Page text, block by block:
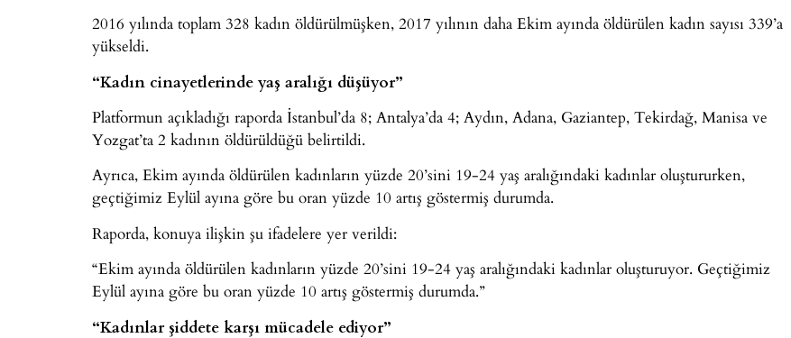
2016 yılında toplam 328 kadın öldürülmüşken, 2017 yılının daha Ekim ayında öldürülen kadın sayısı 339’a
yükseldi.
“Kadın cinayetlerinde yaş aralığı düşüyor”
Platformun açıkladığı raporda İstanbul’da 8; Antalya’da 4; Aydın, Adana, Gaziantep, Tekirdağ, Manisa ve
Yozgat’ta 2 kadının öldürüldüğü belirtildi.
Ayrıca, Ekim ayında öldürülen kadınların yüzde 20’sini 19-24 yaş aralığındaki kadınlar oluştururken,
geçtiğimiz Eylül ayına göre bu oran yüzde 10 artış göstermiş durumda.
Raporda, konuya ilişkin şu ifadelere yer verildi:
“Ekim ayında öldürülen kadınların yüzde 20’sini 19-24 yaş aralığındaki kadınlar oluşturuyor. Geçtiğimiz
Eylül ayına göre bu oran yüzde 10 artış göstermiş durumda.”
“Kadınlar şiddete karşı mücadele ediyor”